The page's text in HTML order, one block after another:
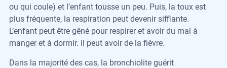
ou qui coule) et l’enfant tousse un peu. Puis, la toux est
plus fréquente, la respiration peut devenir sifflante.
L’enfant peut être gêné pour respirer et avoir du mal à
manger et à dormir. Il peut avoir de la fièvre.
Dans la majorité des cas, la bronchiolite guérit